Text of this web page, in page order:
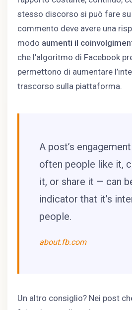
stesso discorso si può fare su
commento deve avere una
modo aumenti il
che l’algoritmo di Facebook
permettono di aumentare
trascorso sulla piattaforma.
A post’s
often people like it,
it, or share it — can
indicator that it’s
people.
about.fb.com
Un altro consiglio? Nei post